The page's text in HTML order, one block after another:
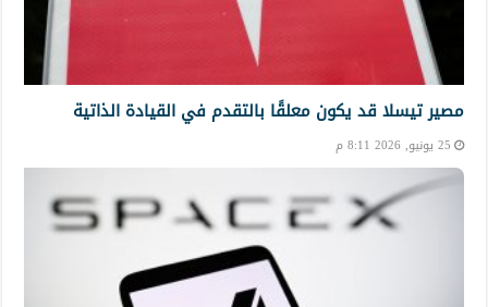
مصير تيسلا قد يكون معلقًا بالتقدم في القيادة الذاتية
25 يونيو, 2026 8:11 م